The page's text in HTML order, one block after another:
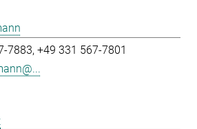
7883 +49 331 567-7801